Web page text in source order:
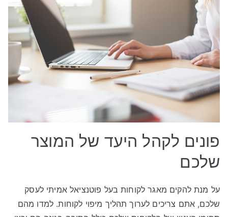
פונים לקהל היעד של המוצר
שלכם
על מנת להקים מאגר לקוחות בעל פוטנציאל אמיתי לעסק
שלכם, אתם צריכים לערוך תהליך מיפוי לקוחות. למדו מהם